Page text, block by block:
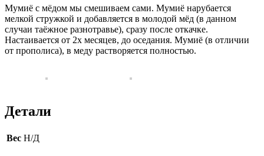
Мумиё с мёдом мы смешиваем сами. Мумиё нарубается
мелкой стружкой и добавляется в молодой мёд (в данном
случаи таёжное разнотравье), сразу после откачке.
Настаивается от 2х месяцев, до оседания. Мумиё (в отличии
от прополиса), в меду растворяется полностью.
Детали
Вес Н/Д